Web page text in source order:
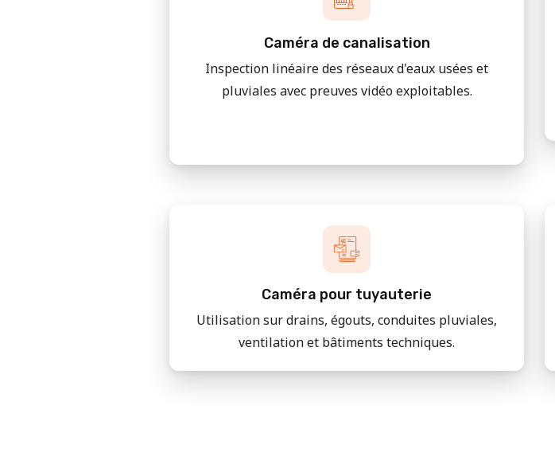
Caméra de canalisation
Inspection linéaire des réseaux d'eaux usées et
pluviales avec preuves vidéo exploitables.
Caméra pour tuyauterie
Utilisation sur drains, égouts, conduites pluviales,
ventilation et bâtiments techniques.